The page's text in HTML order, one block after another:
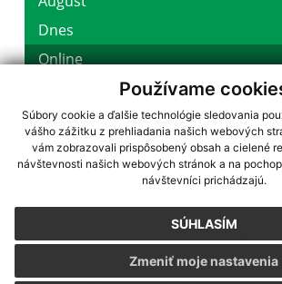
Používame
Súbory cookie a ďalšie technológie sledovania
vášho zážitku z prehliadania našich webových
vám zobrazovali prispôsobený obsah a cielené
návštevnosti našich webových stránok a na
návštevníci prichádzajú.
SÚHLASÍM
Zmeniť moje nastavenia
využite možnosť získavania aktuálnych
CMS systém (redakčný) systém ECHELON 2,
webex.digital, s.r.o.,domény,
Posledná aktualizácia:
Vytlačiť stránku|Vyhlásenie o